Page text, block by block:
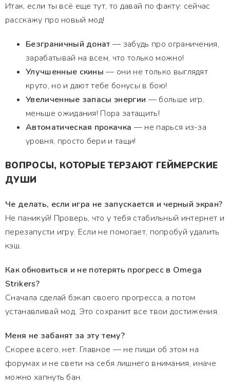
Итак, если ты всё еще тут, то давай по факту: сейчас
расскажу про новый мод!
Безграничный донат — забудь про ограничения,
зарабатывай на всем, что только можно!
Улучшенные скины — они не только выглядят
круто, но и дают тебе бонусы в бою!
Увеличенные запасы энергии — больше игр,
меньше ожидания! Пора затащить!
Автоматическая прокачка — не парься из-за
уровня, просто бери и тащи!
ВОПРОСЫ, КОТОРЫЕ ТЕРЗАЮТ ГЕЙМЕРСКИЕ
ДУШИ
Че делать, если игра не запускается и черный экран?
Не паникуй! Проверь, что у тебя стабильный интернет и
перезапусти игру. Если не помогает, попробуй удалить
кэш.
Как обновиться и не потерять прогресс в Omega
Strikers?
Сначала сделай бэкап своего прогресса, а потом
устанавливай мод. Это сохранит все твои достижения.
Меня не забанят за эту тему?
Скорее всего, нет. Главное — не пиши об этом на
форумах и не свети на себя лишнего внимания, иначе
можно хапнуть бан.